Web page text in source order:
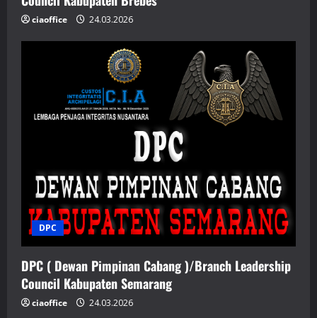
ciaoffice 24.03.2026
DPC
DPC ( Dewan Pimpinan Cabang )/Branch Leadership
Council Kabupaten Semarang
ciaoffice 24.03.2026